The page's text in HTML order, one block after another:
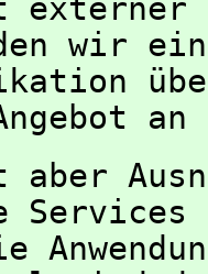
externer
wir
Services